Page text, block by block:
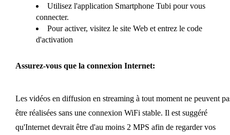
Utilisez l'application Smartphone Tubi pour vous
connecter.
Pour activer, visitez le site Web et entrez le code
d'activation
Assurez-vous que la connexion Internet:
Les vidéos en diffusion en streaming à tout moment ne peuvent
être réalisées sans une connexion WiFi stable. Il est suggéré
qu'Internet devrait être d'au moins 2 MPS afin de regarder vos